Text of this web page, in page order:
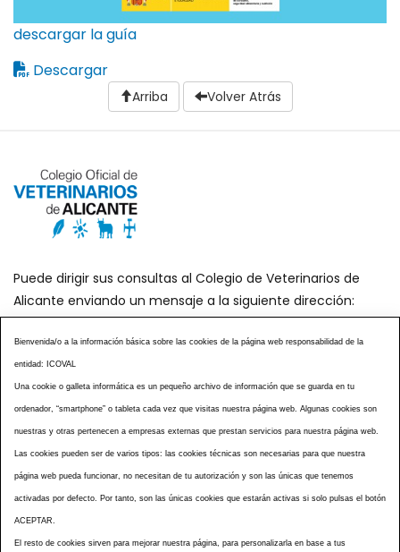
descargar la guía
Descargar
Arriba Volver Atrás
Puede dirigir sus consultas al Colegio de Veterinarios de
Alicante enviando un mensaje a la siguiente dirección:
secretaria@icoval.org
¿SABÍAS QUÉ?
TABLÓN ANUNCIOS
CURSOS Y EVENTOS
TÉRMINOS Y CONDICIONES
ESPECIAL COVID 19
HISTORIA DE LA PROFESIÓN VETERINARIA ALICANTINA
NOTICIAS
ACCESIBILIDAD
AVISO LEGAL POLÍTICA PRIVACIDAD
Bienvenida/o a la información básica sobre las cookies de la página web responsabilidad de la
entidad: ICOVAL
Una cookie o galleta informática es un pequeño archivo de información que se guarda en tu
ordenador, “smartphone” o tableta cada vez que visitas nuestra página web. Algunas cookies son
nuestras y otras pertenecen a empresas externas que prestan servicios para nuestra página web.
Las cookies pueden ser de varios tipos: las cookies técnicas son necesarias para que nuestra
página web pueda funcionar, no necesitan de tu autorización y son las únicas que tenemos
activadas por defecto. Por tanto, son las únicas cookies que estarán activas si solo pulsas el botón
ACEPTAR.
El resto de cookies sirven para mejorar nuestra página, para personalizarla en base a tus